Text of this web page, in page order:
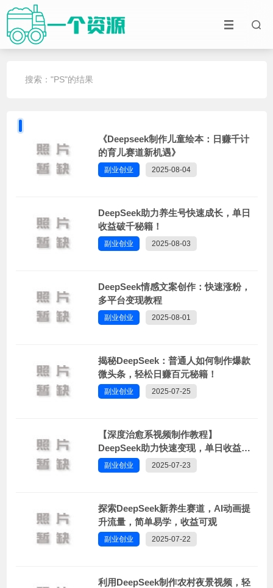
搜索："PS"的结果
《Deepseek制作儿童绘本：日赚千计
的育儿赛道新机遇》
副业创业 2025-08-04
DeepSeek助力养生号快速成长，单日
收益破千秘籍！
副业创业 2025-08-03
DeepSeek情感文案创作：快速涨粉，
多平台变现教程
副业创业 2025-08-01
揭秘DeepSeek：普通人如何制作爆款
微头条，轻松日赚百元秘籍！
副业创业 2025-07-25
【深度治愈系视频制作教程】
DeepSeek助力快速变现，单日收益破
千！
副业创业 2025-07-23
探索DeepSeek新养生赛道，AI动画提
升流量，简单易学，收益可观
副业创业 2025-07-22
利用DeepSeek制作农村夜景视频，轻